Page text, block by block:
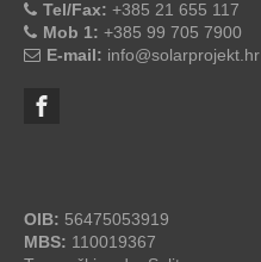
Tel/Fax: +385 21 655 117
Mob 1: +385 99 705 7900
E-mail: info@solarprojekt.hr
OIB: 56475053919
MBS: 110019367